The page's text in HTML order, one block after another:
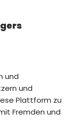
und
und
Plattform zu
Fremden und